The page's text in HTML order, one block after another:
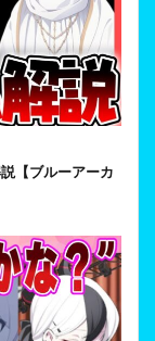
【ブルーアーカ